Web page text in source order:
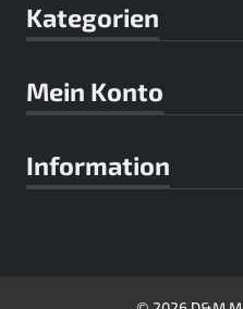
Kategorien
Mein Konto
Information